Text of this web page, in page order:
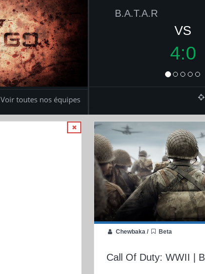
Voir toutes nos équipes
Mixed
VS
4:0
B.A.T.A.R
2:4
Chewbaka / Beta
Call Of Duty: WWII |